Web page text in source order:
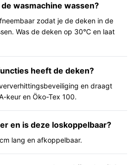
vertalen zich in concrete
gebruik.
— praktisch als u snel
vermijden zonder de hele deken
hebben voordat u gaat slapen.
afneembare schakelaar —
zijn mogelijk omdat de
wasmachine wassen?
zodat je de deken in de
Was de deken op 30°C en laat
heeft de deken?
en draagt
keur en Öko-Tex 100.
en is deze loskoppelbaar?
lang en afkoppelbaar.